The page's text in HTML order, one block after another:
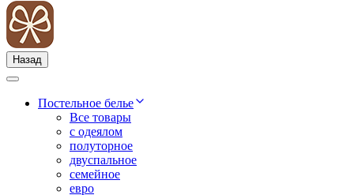
Назад
Постельное белье
Все товары
с одеялом
полуторное
двуспальное
семейное
евро